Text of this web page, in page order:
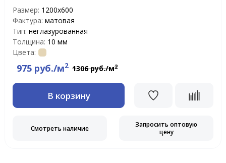
Размер: 1200х600
Фактура: матовая
Тип: неглазурованная
Толщина: 10 мм
Цвета:
975 руб./м2 1306 руб./м2
В корзину
Смотреть наличие
Запросить оптовую
цену